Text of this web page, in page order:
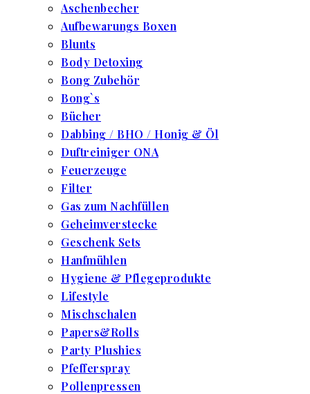
Aschenbecher
Aufbewarungs Boxen
Blunts
Body Detoxing
Bong Zubehör
Bong`s
Bücher
Dabbing / BHO / Honig & Öl
Duftreiniger ONA
Feuerzeuge
Filter
Gas zum Nachfüllen
Geheimverstecke
Geschenk Sets
Hanfmühlen
Hygiene & Pflegeprodukte
Lifestyle
Mischschalen
Papers&Rolls
Party Plushies
Pfefferspray
Pollenpressen